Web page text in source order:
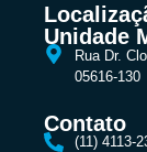
Unidade
Rua Dr.
05616-130
Contato
(11) 4113-